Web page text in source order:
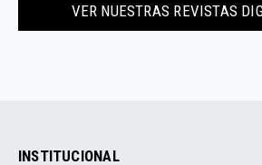
VER NUESTRAS REVISTAS
INSTITUCIONAL